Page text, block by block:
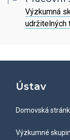
Povinně
Veřejné
Grantová
Open Science
Zaměstnanci
Hledat
Intranet
Výzkumná
udržitelných
Ústav
Domovská
Výzkumné